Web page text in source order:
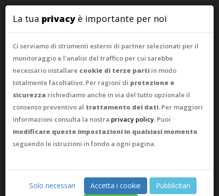
WebAsk
La tua privacy è importante per noi
Ci serviamo di strumenti esterni di partner selezionati per il
monitoraggio e l'analisi del traffico per cui sarebbe
necessario installare cookie di terze parti in modo
totalmente facoltativo. Per ragioni di protezione e
sicurezza richiediamo anche in via del tutto opzionale il
consenso preventivo al trattamento dei dati. Per maggiori
informazioni consulta la nostra privacy policy. Puoi
modificare queste impostazioni in qualsiasi momento
seguendo le istruzioni in fondo a ogni pagina.
Solo necessari Accetta i cookie
Pubblicitari